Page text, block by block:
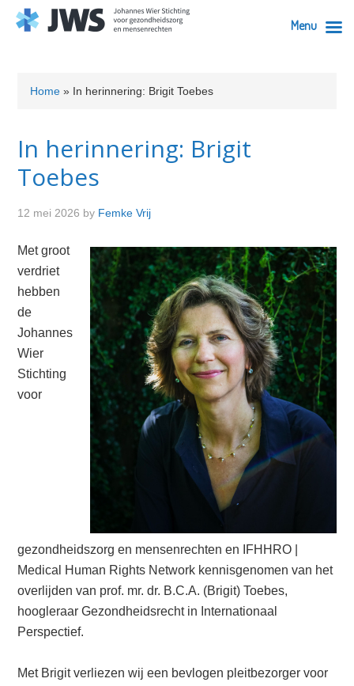
primary
content
primary
footer
Home » In herinnering: Brigit Toebes
In herinnering: Brigit
Toebes
12 mei 2026 by Femke Vrij
Met groot
verdriet
hebben
de
Johannes
Wier
Stichting
voor
gezondheidszorg en mensenrechten en IFHHRO |
Medical Human Rights Network kennisgenomen van het
overlijden van prof. mr. dr. B.C.A. (Brigit) Toebes,
hoogleraar Gezondheidsrecht in Internationaal
Perspectief.
Met Brigit verliezen wij een bevlogen pleitbezorger voor
Menu